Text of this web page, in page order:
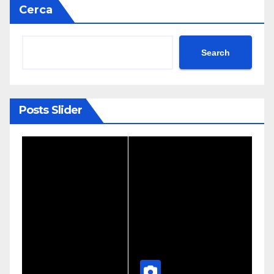
Cerca
Search
Posts Slider